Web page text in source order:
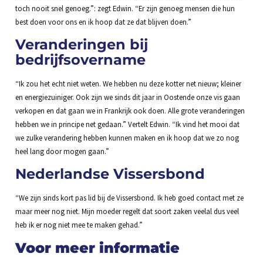
toch nooit snel genoeg.”: zegt Edwin. “Er zijn genoeg mensen die hun
best doen voor ons en ik hoop dat ze dat blijven doen.”
Veranderingen bij
bedrijfsovername
“Ik zou het echt niet weten. We hebben nu deze kotter net nieuw; kleiner
en energiezuiniger. Ook zijn we sinds dit jaar in Oostende onze vis gaan
verkopen en dat gaan we in Frankrijk ook doen. Alle grote veranderingen
hebben we in principe net gedaan.” Vertelt Edwin. “Ik vind het mooi dat
we zulke verandering hebben kunnen maken en ik hoop dat we zo nog
heel lang door mogen gaan.”
Nederlandse Vissersbond
“We zijn sinds kort pas lid bij de Vissersbond. Ik heb goed contact met ze
maar meer nog niet. Mijn moeder regelt dat soort zaken veelal dus veel
heb ik er nog niet mee te maken gehad.”
Voor meer informatie